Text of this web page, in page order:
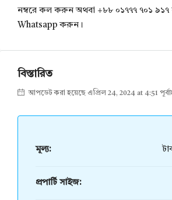
নম্বরে কল করুন অথবা +৮৮ ০১৭৭৭ ৭০১ ৯১৭
Whatsapp করুন।
বিস্তারিত
আপডেট করা হয়েছে এপ্রিল 24, 2024 at 4:51
মূল্য:
প্রপার্টি সাইজ: